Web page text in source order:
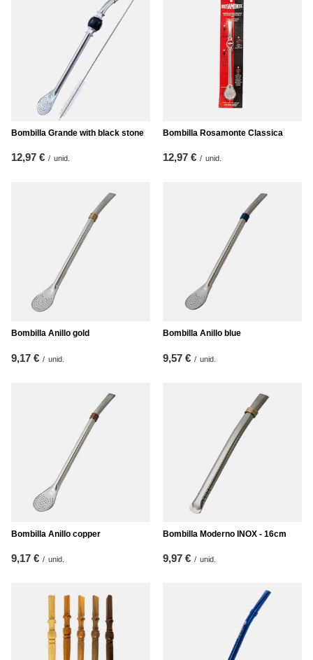
Bombilla Grande with black stone
12,97 € / unid.
Bombilla Rosamonte Classica
12,97 € / unid.
Bombilla Anillo gold
9,17 € / unid.
Bombilla Anillo blue
9,57 € / unid.
Bombilla Anillo copper
9,17 € / unid.
Bombilla Moderno INOX - 16cm
9,97 € / unid.